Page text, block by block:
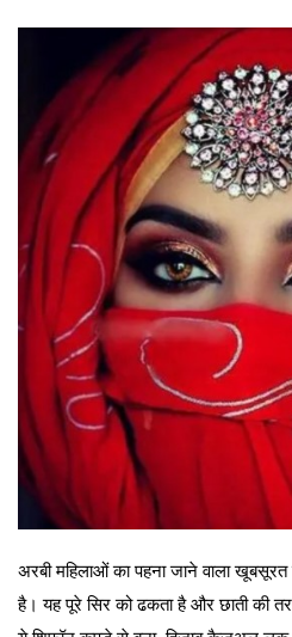
अरबी महिलाओं का पहना जाने वाला खूबसूरत
है। यह पूरे सिर को ढकता है और छाती की